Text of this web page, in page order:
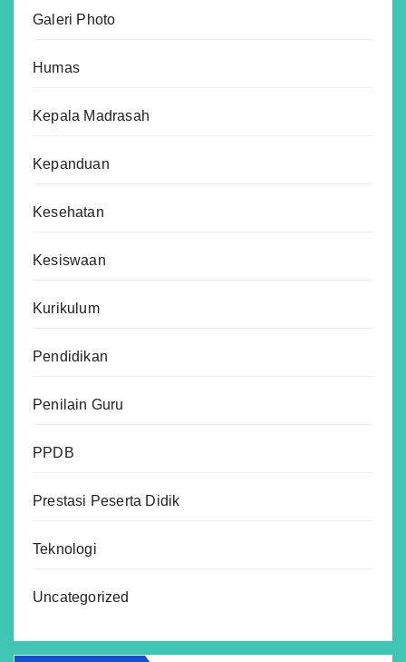
Galeri Photo
Humas
Kepala Madrasah
Kepanduan
Kesehatan
Kesiswaan
Kurikulum
Pendidikan
Penilain Guru
PPDB
Prestasi Peserta Didik
Teknologi
Uncategorized